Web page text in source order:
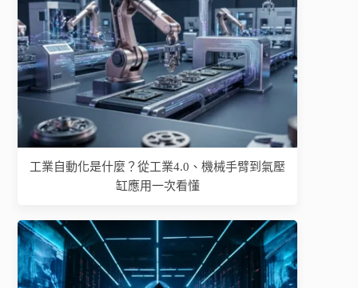
工業自動化是什麼？從工業4.0、機械手臂到氣壓
缸應用一次看懂